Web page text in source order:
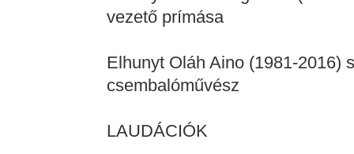
vezető prímása
Elhunyt Oláh Aino (1981-2016)
csembalóművész
LAUDÁCIÓK